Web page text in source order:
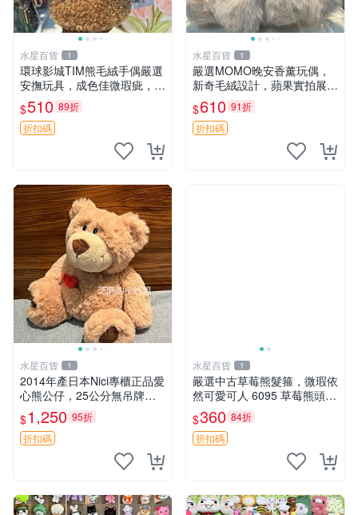
水星百貨 1
環球影城TIM熊毛絨手偶嚴選
安撫玩具，成色佳微瑕疵，贈
小禮物超值優惠 TIM熊 毛絨
手偶 安撫 toy 嚴選
$510 89折
折扣碼
水星百貨 1
嚴選MOMO晚安香薰玩偶，
新奇毛絨設計，蘋果實拍展
示，成色極佳 晚安香薰 馮娃
娃 毛絨玩偶
$610 91折
折扣碼
水星百貨 1
2014年產日本Nici專櫃正品愛
心熊公仔，25公分無吊牌全
新 愛心熊 公仔 熊抱玩偶
$1,250 95折
折扣碼
水星百貨 1
嚴選中古草莓熊髮箍，微瑕依
然可愛可人 6095 草莓熊頭飾
中古髮圈 熊寶 寶寶 娃娃熊髮
箍 中古收藏 玩具髮夾
$360 84折
折扣碼